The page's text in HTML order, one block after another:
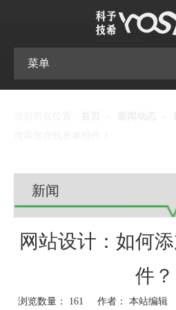
菜单
新闻
网站设计：如何
件？
浏览数量： 161 作者： 本站编辑